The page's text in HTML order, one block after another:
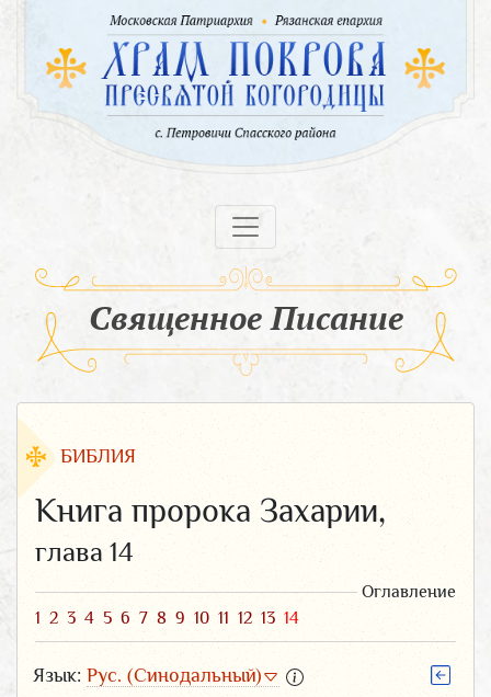
Священное Писание
БИБЛИЯ
Книга пророка Захарии,
глава 14
Оглавление
1 2 3 4 5 6 7 8 9 10 11 12 13 14
Язык: Рус. (Синодальный)